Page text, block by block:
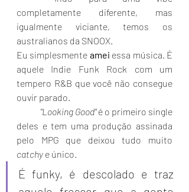
completamente diferente, mas
igualmente viciante, temos os
australianos da SNOOX.
Eu simplesmente amei essa música. É
aquele Indie Funk Rock com um
tempero R&B que você não consegue
ouvir parado.
"Looking Good" é o primeiro single
deles e tem uma produção assinada
catchy e único.
É funky, é descolado e traz